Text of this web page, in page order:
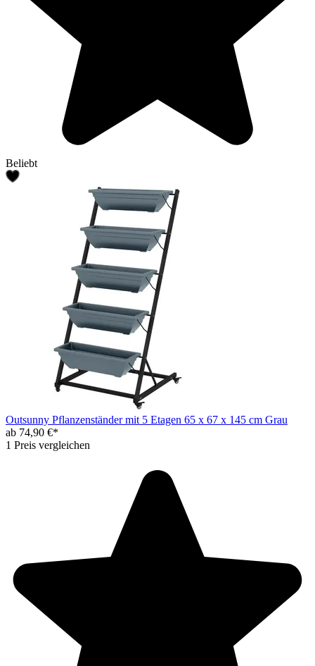
Beliebt
Outsunny Pflanzenständer mit 5 Etagen 65 x 67 x 145 cm Grau
ab 74,90 €*
1 Preis vergleichen